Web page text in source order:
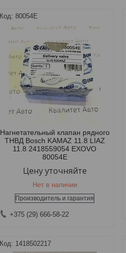
80054E
Нагнетательный клапан рядного
ТНВД Bosch KAMAZ 11.8 LIAZ
11.8 2418559054 EXOVO
80054E
Цену уточняйте
Нет в наличии
Производитель и гарантия
+375 (29) 666-58-22
1418502217